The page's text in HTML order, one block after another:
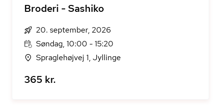
Broderi - Sashiko
20. september, 2026
Søndag, 10:00 - 15:20
Spraglehøjvej 1, Jyllinge
365 kr.